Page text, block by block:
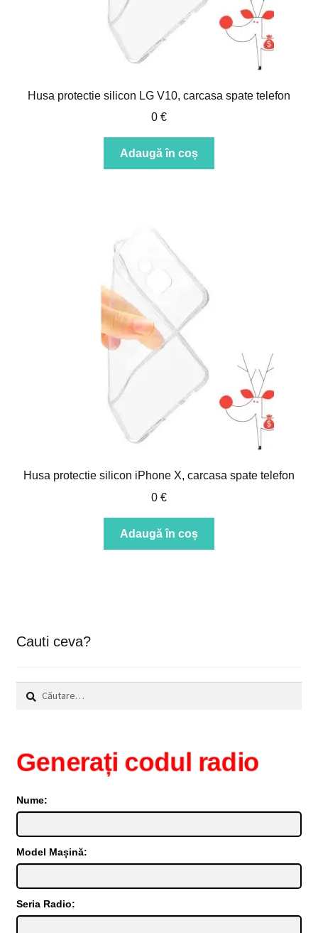
Husa protectie silicon LG V10, carcasa spate telefon
0 €
Adaugă în coș
Husa protectie silicon iPhone X, carcasa spate telefon
0 €
Adaugă în coș
Cauti ceva?
Caută
după:
Generați codul radio
Nume:
Model Mașină:
Seria Radio: